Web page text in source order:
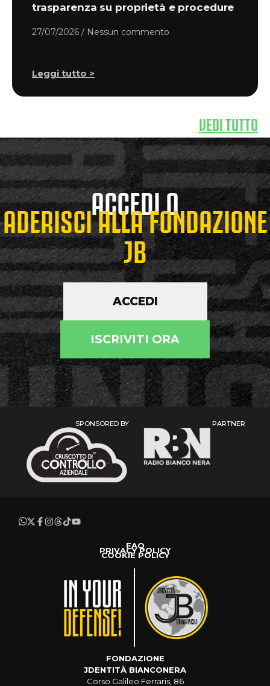
trasparenza su proprietà e procedure
27/07/2026 Nessun commento
Leggi tutto >
VEDI TUTTO
ACCEDI O
ADERISCI ALLA FONDAZIONE
JB
ACCEDI
ISCRIVITI ORA
SPONSORED BY PARTNER
FAQ
PRIVACY POLICY
COOKIE POLICY
FONDAZIONE
JDENTITÀ BIANCONERA
Corso Galileo Ferraris, 86